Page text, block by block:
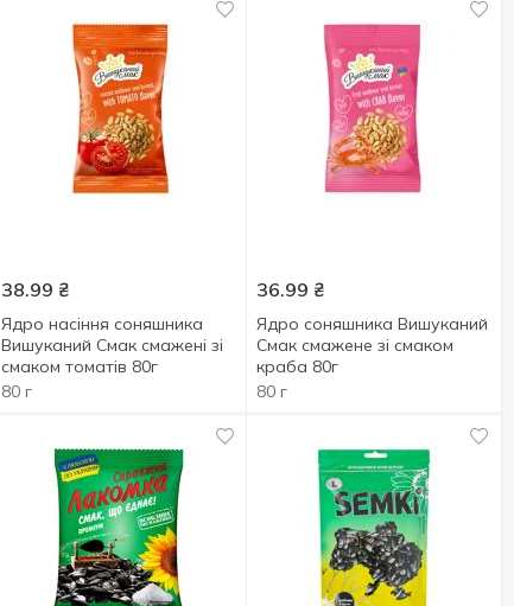
38.99 ₴
Ядро насіння соняшника
Вишуканий Смак смажені зі
смаком томатів 80г
80 г
36.99 ₴
Ядро соняшника Вишуканий
Смак смажене зі смаком
краба 80г
80 г